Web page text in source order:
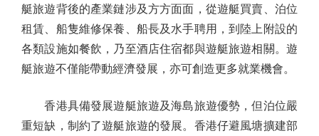
艇旅遊背後的產業鏈涉及方方面面，從遊艇買賣、泊位
租賃、船隻維修保養、船長及水手聘用，到陸上附設的
各類設施如餐飲，乃至酒店住宿都與遊艇旅遊相關。遊
艇旅遊不僅能帶動經濟發展，亦可創造更多就業機會。
香港具備發展遊艇旅遊及海島旅遊優勢，但泊位嚴
重短缺，制約了遊艇旅遊的發展。香港仔避風塘擴建部